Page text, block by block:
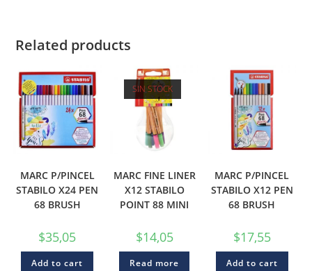
Related products
MARC P/PINCEL
STABILO X24 PEN
68 BRUSH
$35,05
Add to cart
SIN STOCK
MARC FINE LINER
X12 STABILO
POINT 88 MINI
$14,05
Read more
MARC P/PINCEL
STABILO X12 PEN
68 BRUSH
$17,55
Add to cart